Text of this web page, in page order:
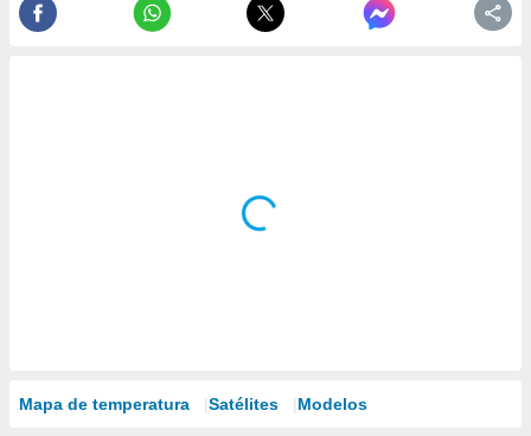
Mapa de temperatura Satélites Modelos